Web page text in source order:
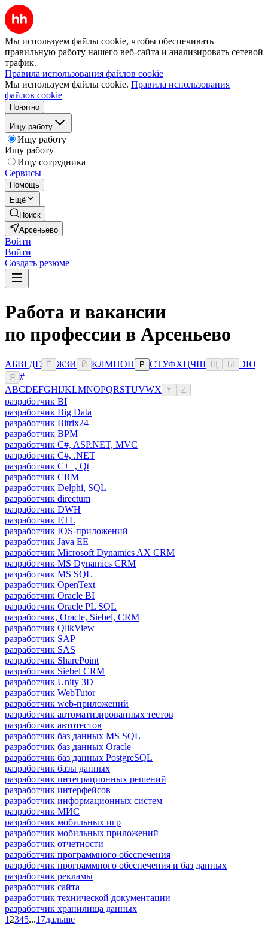
Мы используем файлы cookie, чтобы обеспечивать
правильную работу нашего веб-сайта и анализировать сетевой
трафик.
Правила использования файлов cookie
Мы используем файлы cookie. Правила использования
файлов cookie
Понятно
Ищу работу
Ищу работу
Ищу работу
Ищу сотрудника
Сервисы
Помощь
Ещё
Поиск
Арсеньево
Войти
Войти
Создать резюме
Работа и вакансии
по профессии в Арсеньево
АБВГДЕ Ё ЖЗИ Й КЛМНОП Р СТУФХЦЧШ Ы ЭЮ
Я
#
ABCDEFGHIJKLMNOPQRSTUVWX Y Z
разработчик BI
разработчик Big Data
разработчик Bitrix24
разработчик BPM
разработчик C#, ASP.NET, MVC
разработчик C#, .NET
разработчик C++, Qt
разработчик CRM
разработчик Delphi, SQL
разработчик directum
разработчик DWH
разработчик ETL
разработчик IOS-приложений
разработчик Java ЕЕ
разработчик Microsoft Dynamics AX CRM
разработчик MS Dynamics CRM
разработчик MS SQL
разработчик OpenText
разработчик Oracle BI
разработчик Oracle PL SQL
разработчик, Oracle, Siebel, CRM
разработчик QlikView
разработчик SAP
разработчик SAS
разработчик SharePoint
разработчик Siebel CRM
разработчик Unity 3D
разработчик WebTutor
разработчик web-приложений
разработчик автоматизированных тестов
разработчик автотестов
разработчик баз данных MS SQL
разработчик баз данных Oracle
разработчик баз данных PostgreSQL
разработчик базы данных
разработчик интеграционных решений
разработчик интерфейсов
разработчик информационных систем
разработчик МИС
разработчик мобильных игр
разработчик мобильных приложений
разработчик отчетности
разработчик программного обеспечения
разработчик программного обеспечения и баз данных
разработчик рекламы
разработчик сайта
разработчик технической документации
разработчик хранилища данных
1 2345...17дальше